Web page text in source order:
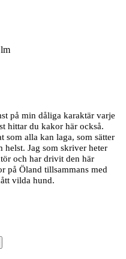
på min dåliga karaktär varje
hittar du kakor här också.
som alla kan laga, som sätter
Jag som skriver heter
och har drivit den här
på Öland tillsammans med
vilda hund.